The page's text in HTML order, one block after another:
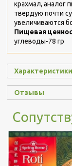
крахмал, аналог
твердую почти
увеличиваются
Пищевая
углеводы-78 гр
Характеристики
Отзывы